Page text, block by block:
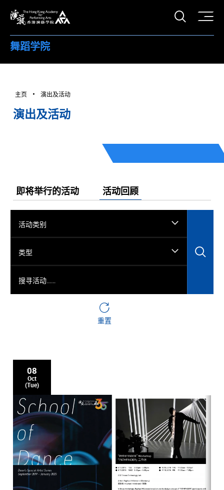
打开
舞蹈学院
主页 演出及活动
演出及活动
即将举行的活动 活动回顾
活动类别
类型
重置
08
Oct
(Tue)